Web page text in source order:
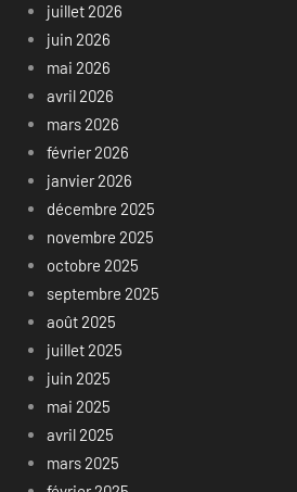
juillet 2026
juin 2026
mai 2026
avril 2026
mars 2026
février 2026
janvier 2026
décembre 2025
novembre 2025
octobre 2025
septembre 2025
août 2025
juillet 2025
juin 2025
mai 2025
avril 2025
mars 2025